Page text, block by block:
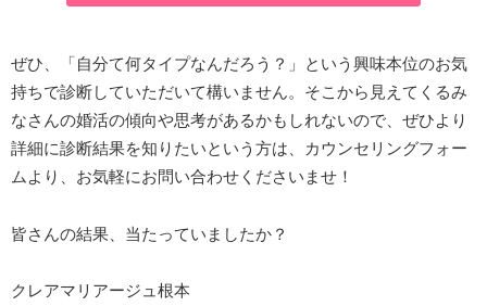
ぜひ、「自分て何タイプなんだろう？」という興味本位のお気
持ちで診断していただいて構いません。そこから見えてくるみ
なさんの婚活の傾向や思考があるかもしれないので、ぜひより
詳細に診断結果を知りたいという方は、カウンセリングフォー
ムより、お気軽にお問い合わせくださいませ！
皆さんの結果、当たっていましたか？
クレアマリアージュ根本